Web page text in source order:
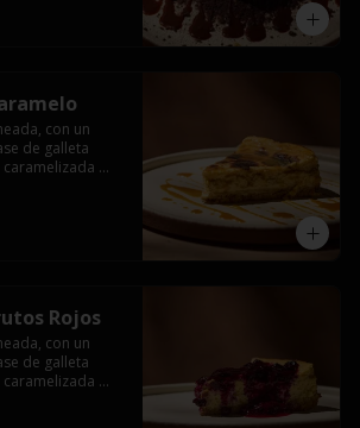
con un
de galleta
Rojos
con un
de galleta